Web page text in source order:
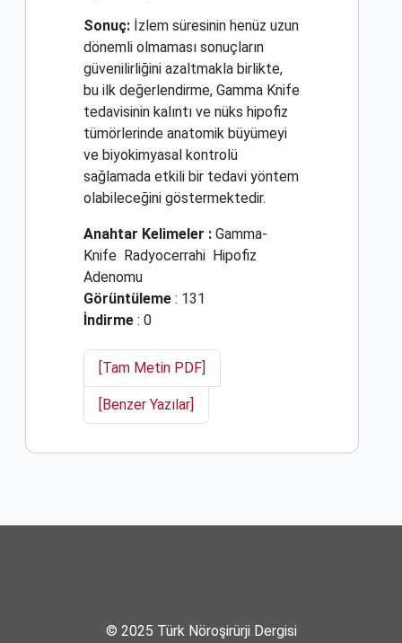
Sonuç: İzlem süresinin henüz uzun
dönemli olmaması sonuçların
güvenilirliğini azaltmakla birlikte,
bu ilk değerlendirme, Gamma Knife
tedavisinin kalıntı ve nüks hipofiz
tümörlerinde anatomik büyümeyi
ve biyokimyasal kontrolü
sağlamada etkili bir tedavi yöntem
olabileceğini göstermektedir.
Anahtar Kelimeler : Gamma-
Knife Radyocerrahi Hipofiz
Adenomu
Görüntüleme : 131
İndirme : 0
[Tam Metin PDF]
[Benzer Yazılar]
© 2025 Türk Nöroşirürji Dergisi